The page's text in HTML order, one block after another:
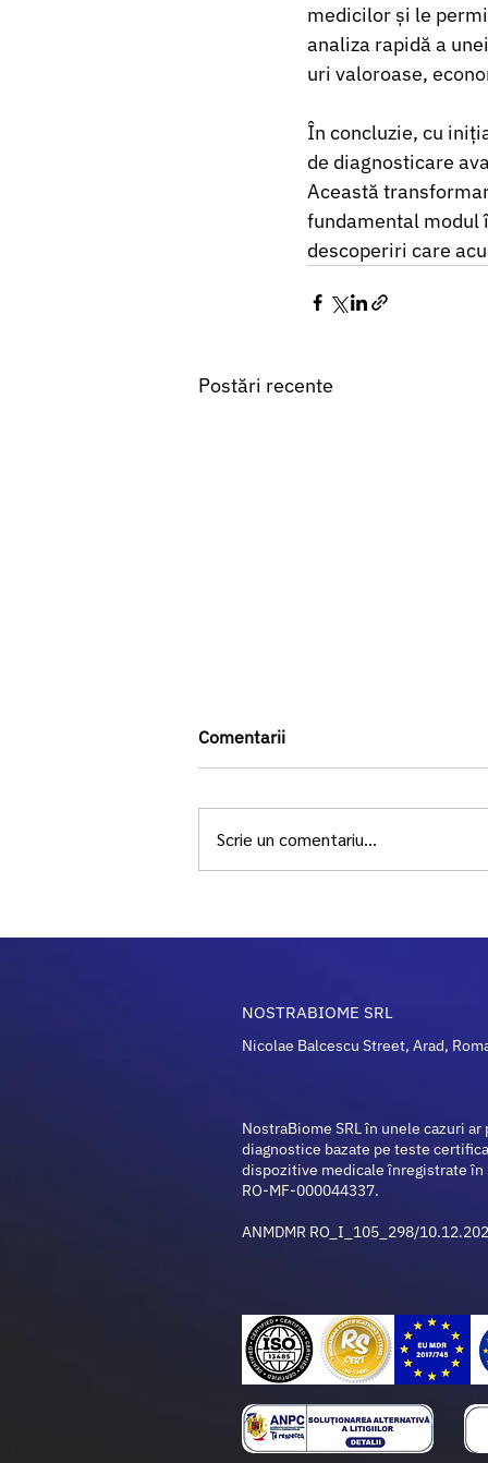
medicilor și le
analiza rapidă a
uri valoroase,
În concluzie, cu
de diagnosticare
Această
fundamental modul
descoperiri care
Postări recente
Prieten sau dușman?
Comentarii
Scrie un comentariu...
NOSTRABIOME SRL
Nicolae Balcescu Street, Arad,
NostraBiome SRL în unele cazuri
diagnostice bazate pe teste
dispozitive medicale înregistrate în
RO-MF-000044337.
ANMDMR RO_I_105_298/